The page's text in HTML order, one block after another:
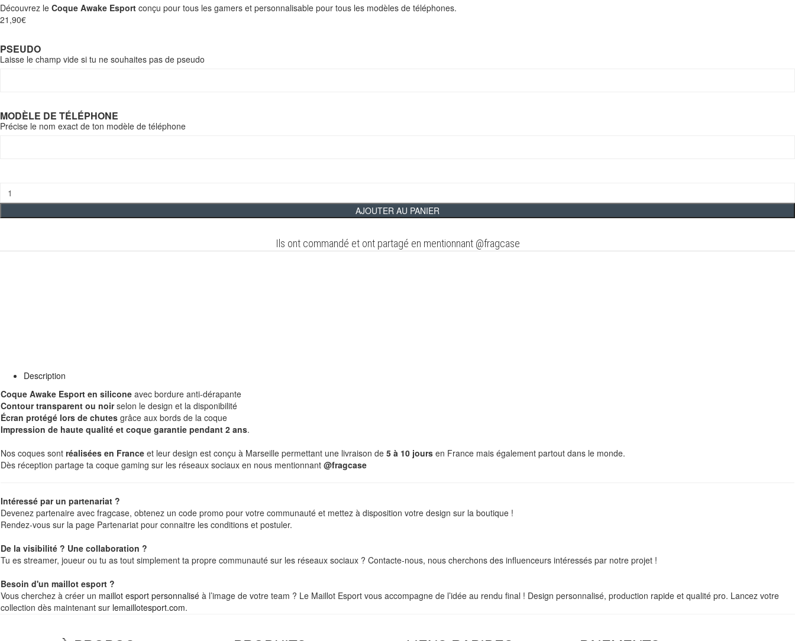
Découvrez le Coque Awake Esport conçu pour tous les gamers et personnalisable pour tous les modèles de téléphones.
21,90€
PSEUDO
Laisse le champ vide si tu ne souhaites pas de pseudo
MODÈLE DE TÉLÉPHONE
Précise le nom exact de ton modèle de téléphone
quantité
AJOUTER AU PANIER
Ils ont commandé et ont partagé en mentionnant @fragcase
Description
Coque Awake Esport en silicone avec bordure anti-dérapante
Contour transparent ou noirselon le design et la disponibilité
Écran protégé lors de chutes grâce aux bords de la coque
Impression de haute qualité et coque garantie pendant 2 ans.
Nos coques sont réalisées en France et leur design est conçu à Marseille permettant une livraison de 5 à 10 jours en France mais également partout dans le monde.
Dès réception partage ta coque gaming sur les réseaux sociaux en nous mentionnant @fragcase
Intéressé par un partenariat ?
Devenez partenaire avec fragcase, obtenez un code promo pour votre communauté et mettez à disposition votre design sur la boutique !
Rendez-vous sur la page Partenariat pour connaitre les conditions et postuler.
De la visibilité ? Une collaboration ?
Tu es streamer, joueur ou tu as tout simplement ta propre communauté sur les réseaux sociaux ? Contacte-nous, nous cherchons des influenceurs intéressés par notre projet !
Besoin d'un maillot esport ?
Vous cherchez à créer un maillot esport personnalisé à l’image de votre team ? Le Maillot Esport vous accompagne de l’idée au rendu final ! Design personnalisé, production rapide et qualité pro. Lancez votre
collection dès maintenant sur lemaillotesport.com.